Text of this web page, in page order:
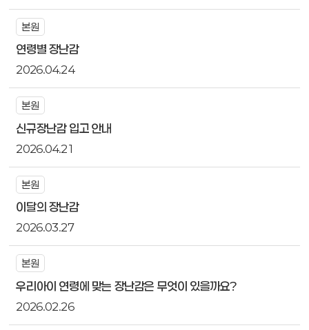
본원
연령별 장난감
2026.04.24
본원
신규장난감 입고 안내
2026.04.21
본원
이달의 장난감
2026.03.27
본원
우리아이 연령에 맞는 장난감은 무엇이 있을까요?
2026.02.26